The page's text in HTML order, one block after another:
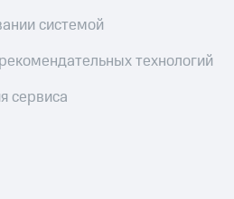
системой
технологий
сервиса